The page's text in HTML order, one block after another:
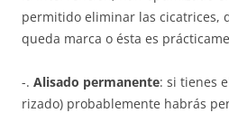
permitido eliminar las cicatrices,
queda marca o ésta es
-. Alisado permanente: si tienes
rizado) probablemente habrás